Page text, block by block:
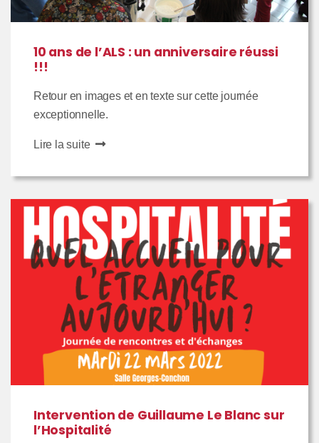
10 ans de l’ALS : un anniversaire réussi
!!!
Retour en images et en texte sur cette journée
exceptionnelle.
Lire la suite
Intervention de Guillaume Le Blanc sur
l’Hospitalité